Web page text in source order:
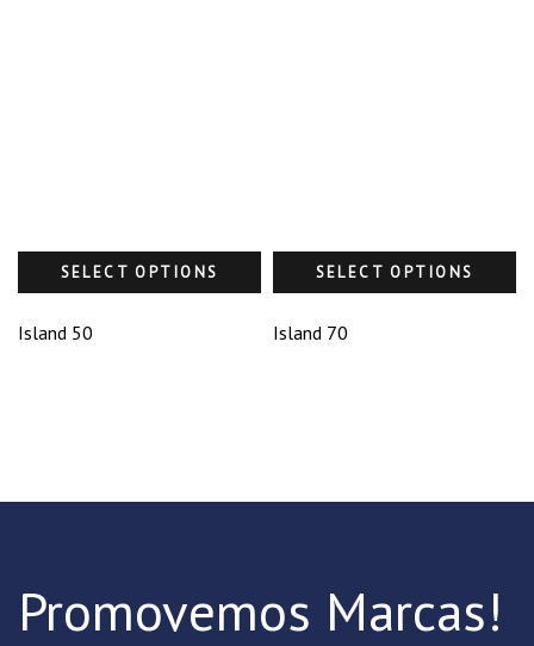
SELECT OPTIONS
Island 50
SELECT OPTIONS
Island 70
Promovemos Marcas!